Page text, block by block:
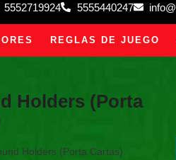
5552719924 5555440247
REGLAS DE JUEGO
Holders (Porta
Holders (Porta Cartas).